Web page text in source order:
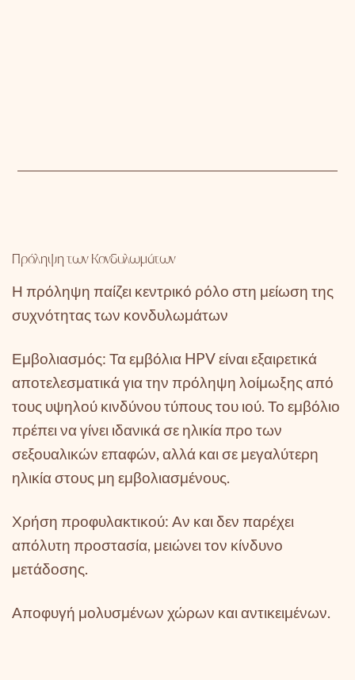
Πρόληψη των Κονδυλωμάτων
Η πρόληψη παίζει κεντρικό ρόλο στη μείωση της
συχνότητας των κονδυλωμάτων
Εμβολιασμός: Τα εμβόλια HPV είναι εξαιρετικά
αποτελεσματικά για την πρόληψη λοίμωξης από
τους υψηλού κινδύνου τύπους του ιού. Το εμβόλιο
πρέπει να γίνει ιδανικά σε ηλικία προ των
σεξουαλικών επαφών, αλλά και σε μεγαλύτερη
ηλικία στους μη εμβολιασμένους.
Χρήση προφυλακτικού: Αν και δεν παρέχει
απόλυτη προστασία, μειώνει τον κίνδυνο
μετάδοσης.
Αποφυγή μολυσμένων χώρων και αντικειμένων.